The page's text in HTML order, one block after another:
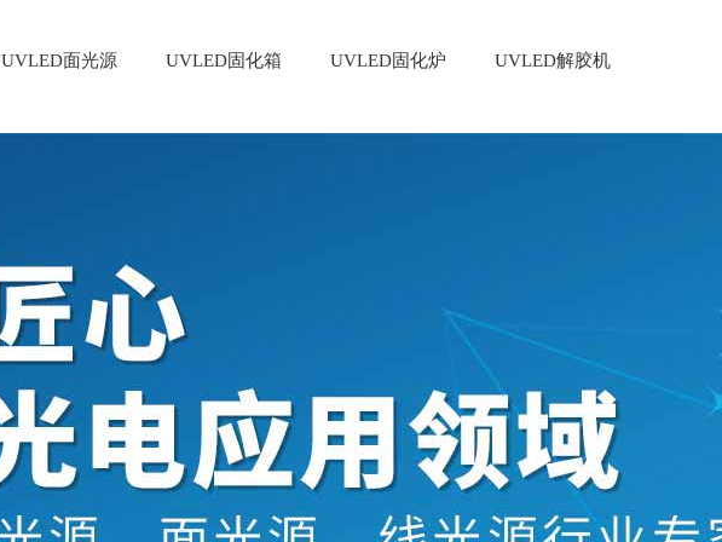
UVLED面光源 UVLED固化箱 UVLED固化炉 UVLED解胶机